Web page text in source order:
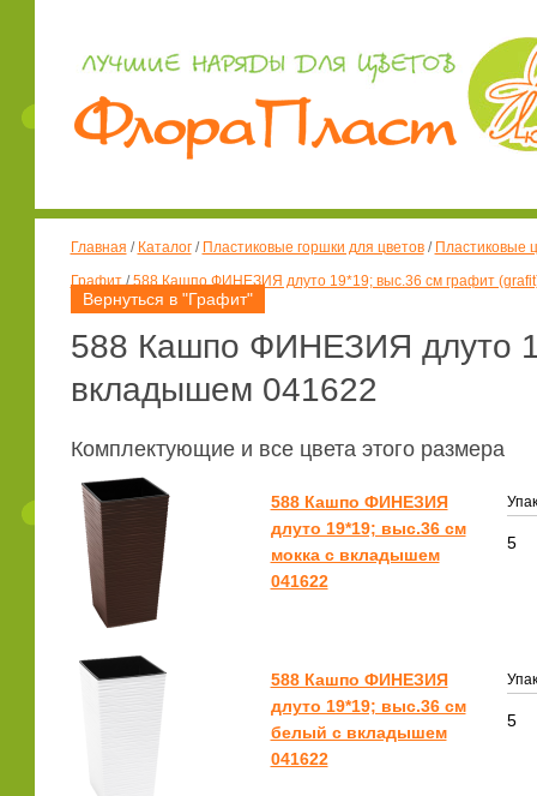
Главная / Каталог/ Пластиковые горшки для цветов/ Пластиковые
Графит/588 Кашпо ФИНЕЗИЯ длуто 19*19; выс.36 см графит
Вернуться в "Графит"
588 Кашпо ФИНЕЗИЯ длуто
вкладышем 041622
Комплектующие и все цвета этого размера
588 Кашпо ФИНЕЗИЯ
длуто 19*19; выс.36 см
мокка с вкладышем
041622
5
588 Кашпо ФИНЕЗИЯ
длуто 19*19; выс.36 см
белый с вкладышем
041622
5